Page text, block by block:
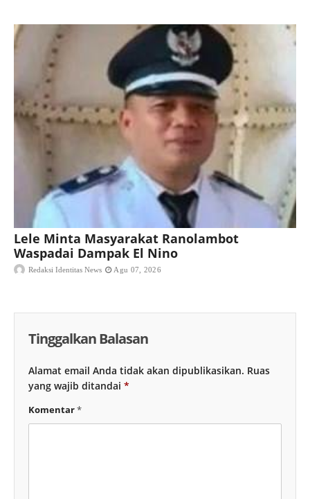
Lele Minta Masyarakat Ranolambot
Waspadai Dampak El Nino
Redaksi Identitas News Agu 07, 2026
Tinggalkan Balasan
Alamat email Anda tidak akan dipublikasikan. Ruas
yang wajib ditandai *
Komentar*